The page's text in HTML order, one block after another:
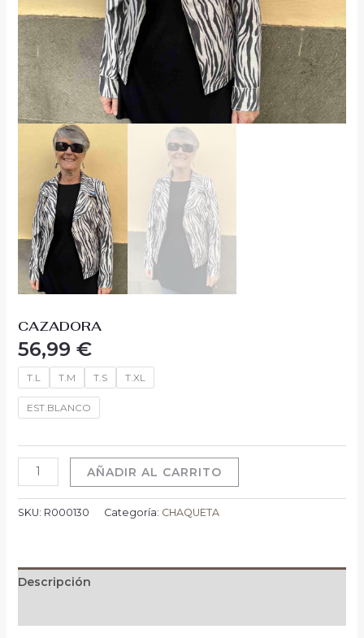
CAZADORA
56,99 €
T.L T.M T.S T.XL
EST.BLANCO
AÑADIR AL CARRITO
SKU: R000130 Categoría: CHAQUETA
Descripción